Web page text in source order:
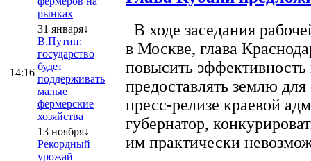
рынках
14:16
31 января↓
В.Путин:
государство
будет
поддерживать
малые
фермерские
хозяйства
13 ноября↓
Рекордный
урожай
В ходе заседания
в Москве, глава
повысить эффективность
предоставлять землю
пресс-релизе краевой
губернатор,
им практически